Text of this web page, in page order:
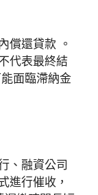
償還貸款 。
代表最終結
面臨滯納金
、融資公司
進行催收，